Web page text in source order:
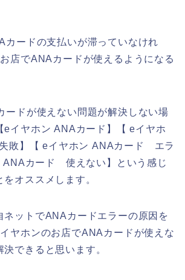
カードの支払いが滞っていなけれ
店でANAカードが使えるようになる
ードが使えない問題が解決しない場
eイヤホン ANAカード】【 eイヤホ
敗】【 eイヤホン ANAカード エラ
ANAカード 使えない】という感じ
オススメします。
ネットでANAカードエラーの原因を
ヤホンのお店でANAカードが使えな
できると思います。